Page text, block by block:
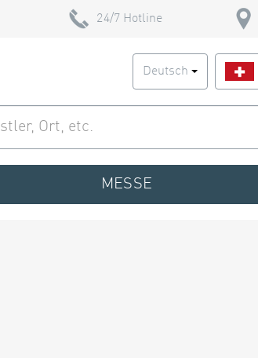
24/7 Hotline
Deutsch
MESSE